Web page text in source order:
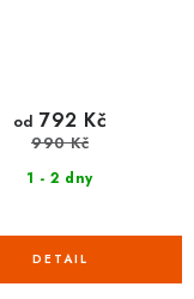
1 - 2 dny
od 792 Kč
990 Kč